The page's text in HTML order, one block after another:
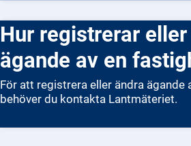
Hur registrerar eller ändrar jag
ägande av en
För att registrera eller ändra ägande
behöver du kontakta Lantmäteriet.